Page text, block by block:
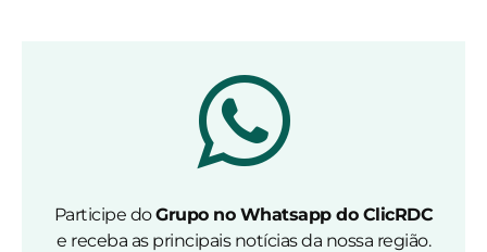
Participe doGrupo no Whatsapp do ClicRDC
e receba as principais notícias da nossa região.